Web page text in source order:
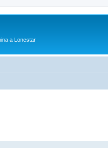
a Lonestar